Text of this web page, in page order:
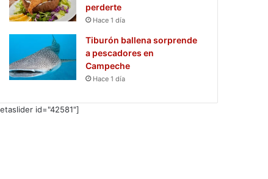
perderte
Hace 1 día
Tiburón ballena sorprende
a pescadores en
Campeche
Hace 1 día
id="42581"]